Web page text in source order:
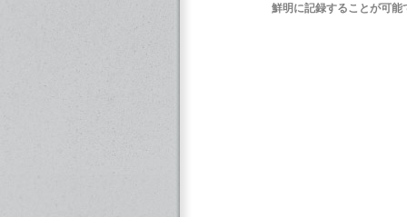
鮮明に記録することが可能